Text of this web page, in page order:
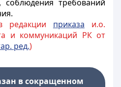
соблюдения требований
редакции приказа и.о.
и коммуникаций РК от
ред.)
в сокращенном